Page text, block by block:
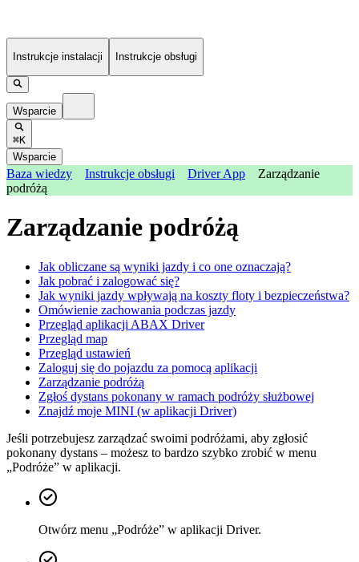
Instrukcje instalacji Instrukcje obsługi
Wsparcie
⌘K
Wsparcie
Baza wiedzy Instrukcje obsługi Driver App
Zarządzanie
podróżą
Zarządzanie podróżą
Jak obliczane są wyniki jazdy i co one oznaczają?
Jak pobrać i zalogować się?
Jak wyniki jazdy wpływają na koszty floty i bezpieczeństwa?
Omówienie zachowania podczas jazdy
Przegląd aplikacji ABAX Driver
Przegląd map
Przegląd ustawień
Zaloguj się do pojazdu za pomocą aplikacji
Zarządzanie podróżą
Zgłoś dystans pokonany w ramach podróży służbowej
Znajdź moje MINI (w aplikacji Driver)
Jeśli potrzebujesz zarządzać swoimi podróżami, aby zgłosić
pokonany dystans – możesz to bardzo szybko zrobić w menu
„Podróże” w aplikacji.
Otwórz menu „Podróże” w aplikacji Driver.